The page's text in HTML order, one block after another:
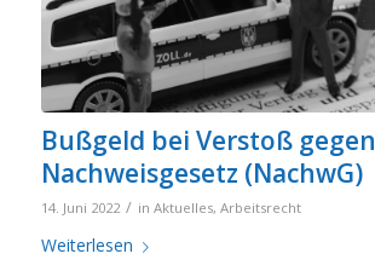
Bußgeld bei Verstoß gegen
Nachweisgesetz (NachwG)
14. Juni 2022 / in Aktuelles, Arbeitsrecht
Weiterlesen